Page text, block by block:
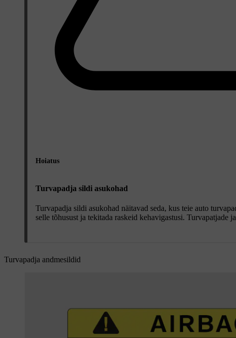
Hoiatus
Turvapadja sildi asukohad
Turvapadja sildi asukohad näitavad seda, kus teie auto
selle tõhusust ja tekitada raskeid kehavigastusi. Turvapatjade
Turvapadja andmesildid